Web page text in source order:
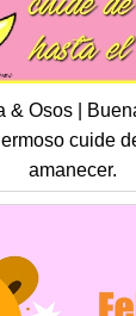
& Osos |
cuide
amanecer.